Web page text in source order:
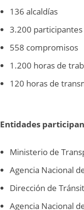
136 alcaldías
3.200 participantes
558 compromisos
1.200 horas de
120 horas de
Entidades
Ministerio de
Agencia Nacional
Dirección de
Agencia Nacional